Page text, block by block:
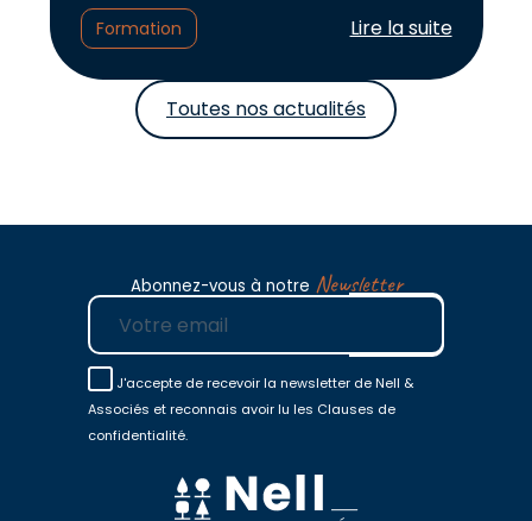
Formation Lire l'article :
Lire la suite
Toutes nos actualités
Abonnez-vous à notre Newsletter
E-mail
J'accepte de recevoir la newsletter de Nell &
Associés et reconnais avoir lu les Clauses de
confidentialité.